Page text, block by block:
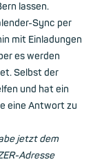
lassen.
Sync per
mit Einladungen
es werden
Selbst der
und hat ein
eine Antwort zu
jetzt dem
Adresse